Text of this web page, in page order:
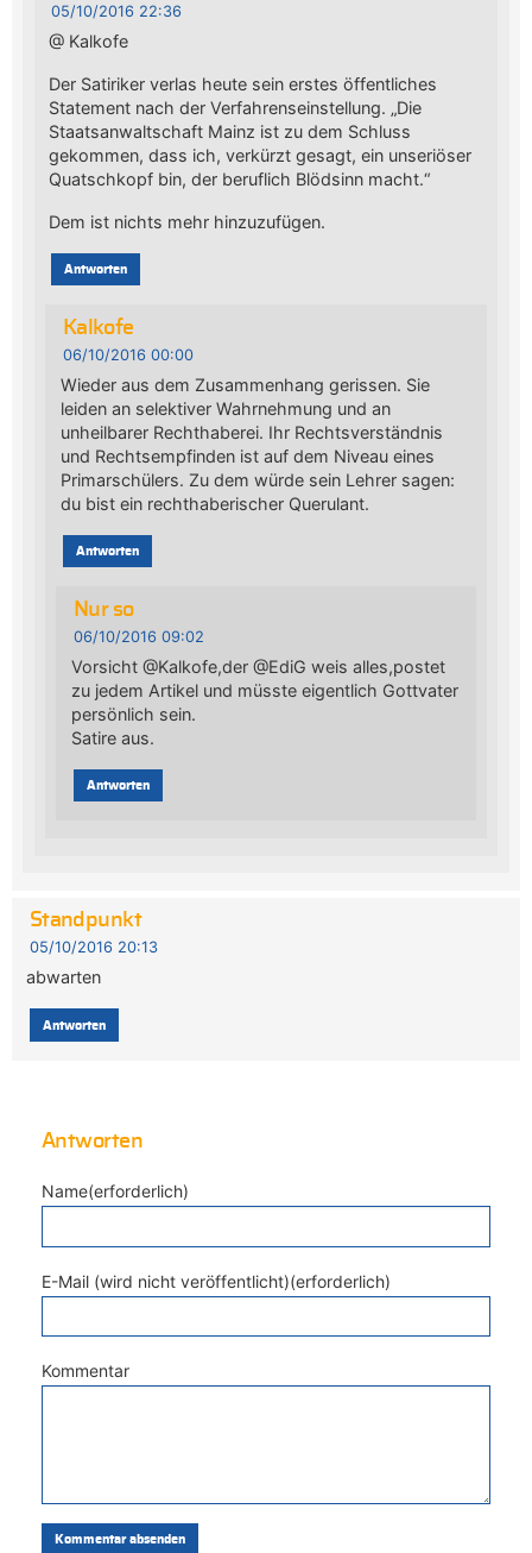
05/10/2016 22:36
@ Kalkofe
Der Satiriker verlas heute sein erstes öffentliches
Statement nach der Verfahrenseinstellung. „Die
Staatsanwaltschaft Mainz ist zu dem Schluss
gekommen, dass ich, verkürzt gesagt, ein unseriöser
Quatschkopf bin, der beruflich Blödsinn macht.“
Dem ist nichts mehr hinzuzufügen.
Antworten
Kalkofe
06/10/2016 00:00
Wieder aus dem Zusammenhang gerissen. Sie
leiden an selektiver Wahrnehmung und an
unheilbarer Rechthaberei. Ihr Rechtsverständnis
und Rechtsempfinden ist auf dem Niveau eines
Primarschülers. Zu dem würde sein Lehrer sagen:
du bist ein rechthaberischer Querulant.
Antworten
Nur so
06/10/2016 09:02
Vorsicht @Kalkofe,der @EdiG weis alles,postet
zu jedem Artikel und müsste eigentlich Gottvater
persönlich sein.
Satire aus.
Antworten
Standpunkt
05/10/2016 20:13
abwarten
Antworten
Antworten
Name(erforderlich)
E-Mail (wird nicht veröffentlicht)(erforderlich)
Kommentar